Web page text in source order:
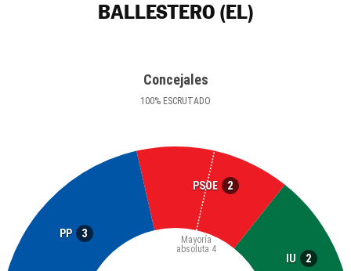
BALLESTERO (EL)
Concejales
100% ESCRUTADO
PP 3
PSOE 2
IU 2
Mayoría
absoluta 4